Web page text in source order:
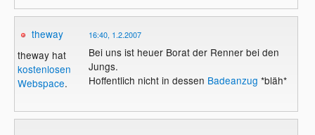
theway
theway hat
kostenlosen
Webspace.
16:40, 1.2.2007
Bei uns ist heuer Borat der Renner bei den
Jungs.
Hoffentlich nicht in dessen Badeanzug *bläh*